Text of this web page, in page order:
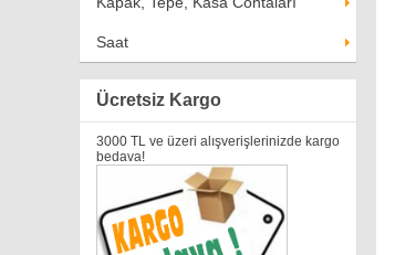
Saat
Ücretsiz Kargo
3000 TL ve üzeri alışverişlerinizde kargo
bedava!